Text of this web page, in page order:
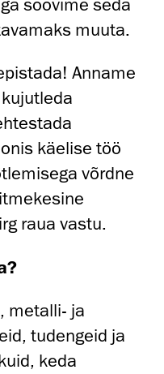
soovime seda
muuta.
Anname
käelise töö
võrdne
raua vastu.
metalli- ja
tudengeid ja
keda